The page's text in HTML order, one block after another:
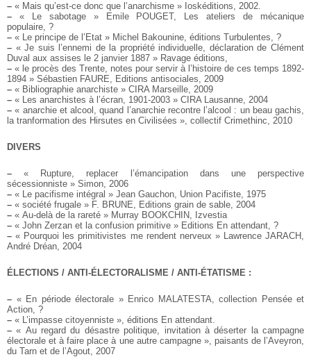
– « Mais qu’est-ce donc que l’anarchisme » Ioskéditions, 2002.
– « Le sabotage » Emile POUGET, Les ateliers de mécanique
populaire, ?
– « Le principe de l’Etat » Michel Bakounine, éditions Turbulentes, ?
– « Je suis l’ennemi de la propriété individuelle, déclaration de Clément
Duval aux assises le 2 janvier 1887 » Ravage éditions,
– « le procès des Trente, notes pour servir à l’histoire de ces temps 1892-
1894 » Sébastien FAURE, Editions antisociales, 2009
– « Bibliographie anarchiste » CIRA Marseille, 2009
– « Les anarchistes à l’écran, 1901-2003 » CIRA Lausanne, 2004
– « anarchie et alcool, quand l’anarchie recontre l’alcool : un beau gachis,
la tranformation des Hirsutes en Civilisées », collectif Crimethinc, 2010
DIVERS
– « Rupture, replacer l’émancipation dans une perspective
sécessionniste » Simon, 2006
– « Le pacifisme intégral » Jean Gauchon, Union Pacifiste, 1975
– « société frugale » F. BRUNE, Editions grain de sable, 2004
– « Au-delà de la rareté » Murray BOOKCHIN, Izvestia
– « John Zerzan et la confusion primitive » Editions En attendant, ?
– « Pourquoi les primitivistes me rendent nerveux » Lawrence JARACH,
André Dréan, 2004
ÉLECTIONS / ANTI-ÉLECTORALISME / ANTI-ÉTATISME :
– « En période électorale » Enrico MALATESTA, collection Pensée et
Action, ?
– « L’impasse citoyenniste », éditions En attendant.
– « Au regard du désastre politique, invitation à déserter la campagne
électorale et à faire place à une autre campagne », paisants de l’Aveyron,
du Tarn et de l’Agout, 2007